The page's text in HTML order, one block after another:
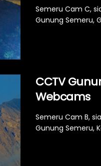
Semeru Cam C,
Gunung Semeru,
CCTV
Webcams
Semeru Cam B,
Gunung Semeru,